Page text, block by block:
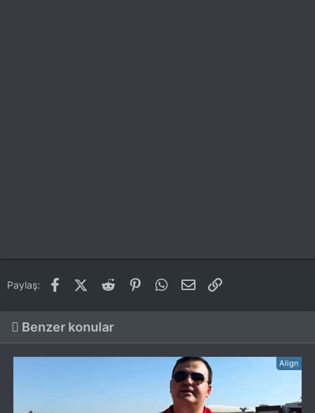
Paylaş: FacebookX (Twitter)
Reddit PinterestWhatsApp
E-posta
Benzer konular
Align